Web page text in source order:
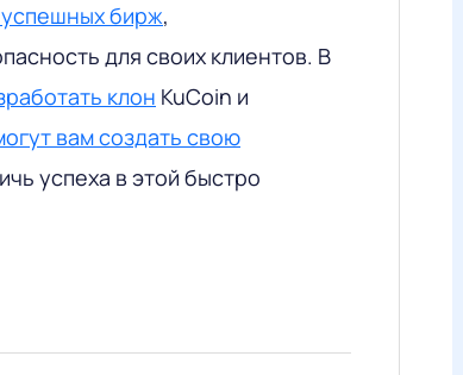
бирж,
для своих клиентов. В
клон KuCoin и
вам создать свою
успеха в этой быстро